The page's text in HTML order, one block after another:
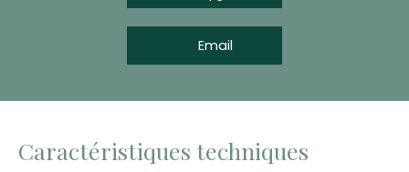
Email
Caractéristiques techniques